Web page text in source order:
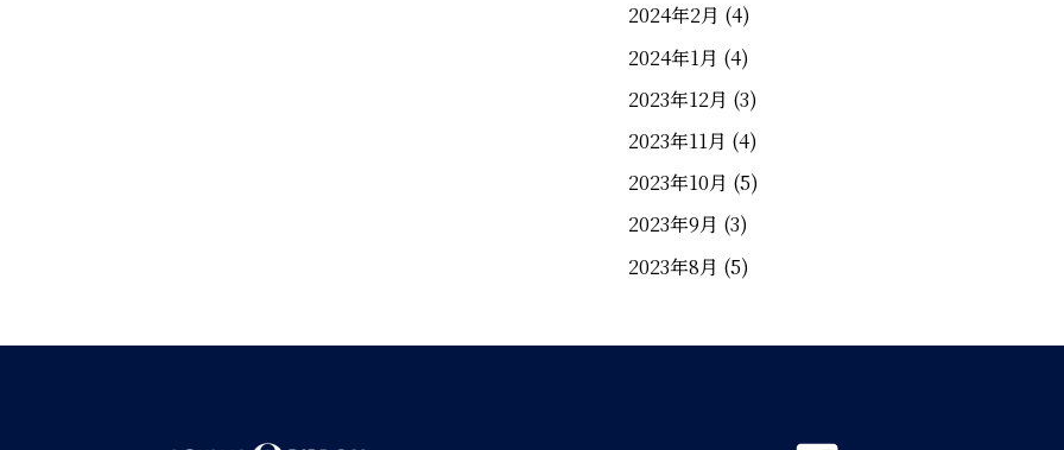
2024年2月 (4)
2024年1月 (4)
2023年12月 (3)
2023年11月 (4)
2023年10月 (5)
2023年9月 (3)
2023年8月 (5)